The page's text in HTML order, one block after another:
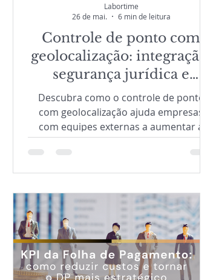
Controle de ponto com
geolocalização: integração,
segurança jurídica e
eficiência para RH e DP
Descubra como o controle de ponto
com geolocalização ajuda empresas
com equipes externas a aumentar a
segurança jurídica, reduzir retrabalho
Departamento Pessoal. Veja como
Portal Web/App, workflows digitais e
indicadores gerenciais tornam a gestão
da jornada mais eficiente, transparente
e estratégica para empresas que
buscam mais controle operacional e
conformidade.
Labortime
26 de mai.
6 min de leitura